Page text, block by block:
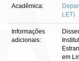
Acadêmica:
LET)
Informações
adicionais:
em